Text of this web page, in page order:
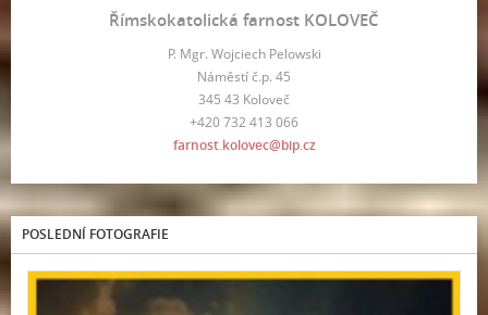
Římskokatolická farnost KOLOVEČ
P. Mgr. Wojciech Pelowski
Náměstí č.p. 45
345 43 Koloveč
+420 732 413 066
farnost.kolovec@bip.cz
POSLEDNÍ FOTOGRAFIE